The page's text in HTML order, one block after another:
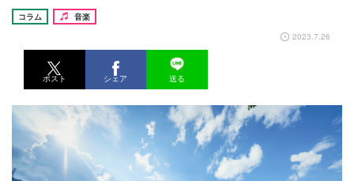
コラム
音楽
2023.7.26
ポスト シェア 送る